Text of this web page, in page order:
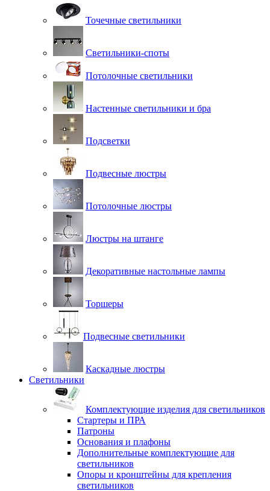
Точечные светильники
Светильники-споты
Потолочные светильники
Настенные светильники и бра
Подсветки
Подвесные люстры
Потолочные люстры
Люстры на штанге
Декоративные настольные лампы
Торшеры
Подвесные светильники
Каскадные люстры
Светильники
Комплектующие изделия для светильников
Стартеры и ПРА
Патроны
Основания и плафоны
Дополнительные комплектующие для
светильников
Опоры и кронштейны для крепления
светильников